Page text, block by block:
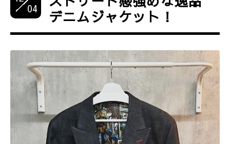
04
デニムジャケット！